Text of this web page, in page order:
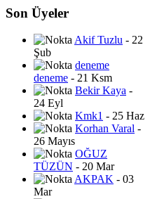
Son Üyeler
Akif Tuzlu - 22
Şub
deneme
deneme - 21 Ksm
Bekir Kaya -
24 Eyl
Kmk1 - 25 Haz
Korhan Varal -
26 Mayıs
OĞUZ
TÜZÜN - 20 Mar
AKPAK - 03
Mar